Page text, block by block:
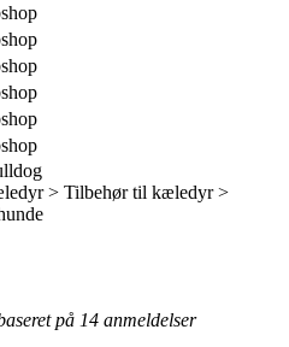
> Tilbehør til kæledyr >
på 14 anmeldelser